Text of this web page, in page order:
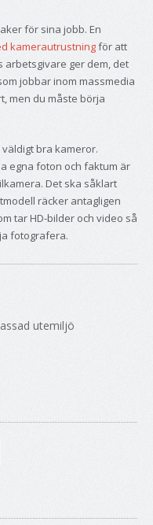
för sina jobb. En
kamerautrustningför att
arbetsgivare ger dem, det
jobbar inom massmedia
men du måste börja
bra kameror.
egna foton och faktum är
Det ska såklart
räcker antagligen
tar HD-bilder och video så
fotografera.
utemiljö